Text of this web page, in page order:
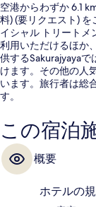
空港からわずか 6.1
料) (要リクエスト)
イシャル トリートメ
利用いただけるほか
供するSakurajyaya
けます。その他の人
います。旅行者は総
す。
この宿泊
概要
ホテルの